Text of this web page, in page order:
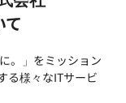
。」をミッション
る様々なITサービ